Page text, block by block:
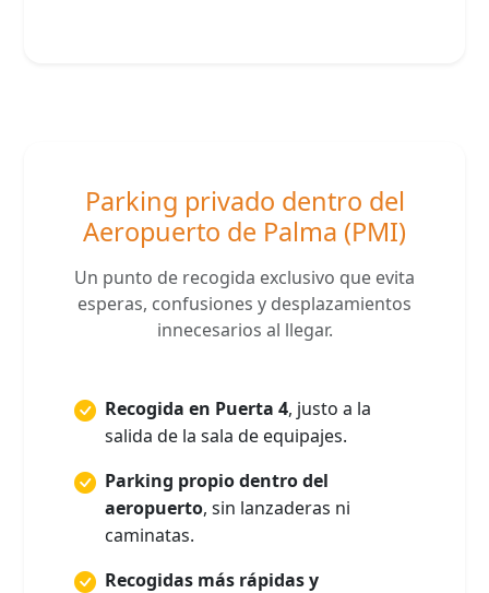
Parking privado dentro del
Aeropuerto de Palma (PMI)
Un punto de recogida exclusivo que evita
esperas, confusiones y desplazamientos
innecesarios al llegar.
Recogida en Puerta 4, justo a la
salida de la sala de equipajes.
Parking propio dentro del
aeropuerto, sin lanzaderas ni
caminatas.
Recogidas más rápidas y